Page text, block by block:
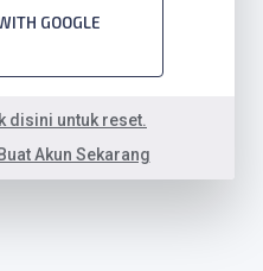
GOOGLE
disini untuk reset.
Buat Akun Sekarang